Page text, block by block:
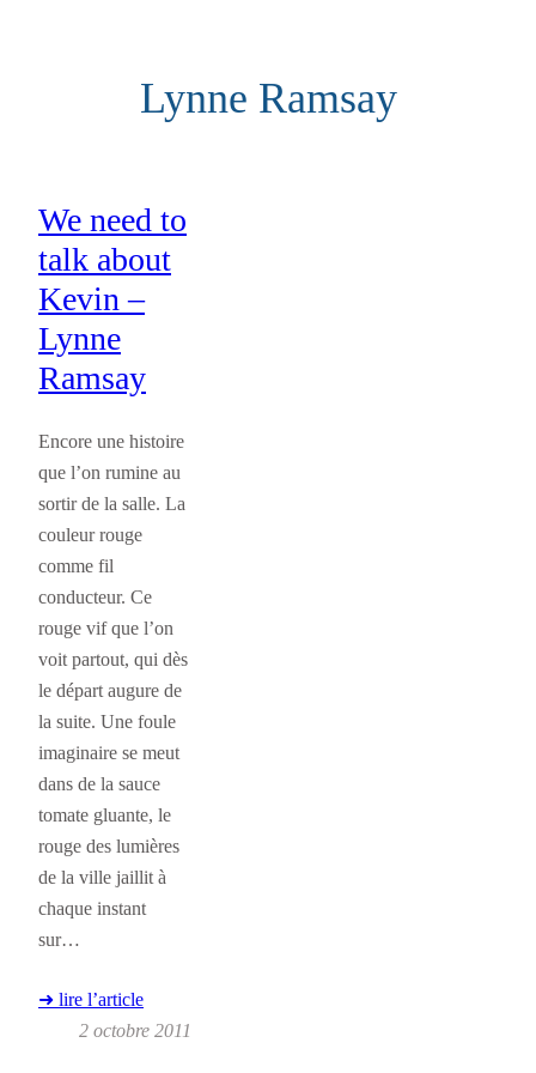
Lynne Ramsay
We need to
talk about
Kevin –
Lynne
Ramsay
Encore une histoire
que l’on rumine au
sortir de la salle. La
couleur rouge
comme fil
conducteur. Ce
rouge vif que l’on
voit partout, qui dès
le départ augure de
la suite. Une foule
imaginaire se meut
dans de la sauce
tomate gluante, le
rouge des lumières
de la ville jaillit à
chaque instant
sur…
➜ lire l’article
2 octobre 2011